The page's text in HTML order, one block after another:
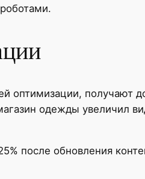
оптимизации, получают
одежды увеличил
после обновления